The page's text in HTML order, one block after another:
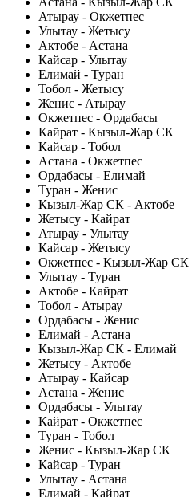
Атырау - Окжетпес
Улытау - Жетысу
Актобе - Астана
Кайсар - Улытау
Елимай - Туран
Тобол - Жетысу
Женис - Атырау
Окжетпес - Ордабасы
Кайрат - Кызыл-Жар СК
Кайсар - Тобол
Астана - Окжетпес
Ордабасы - Елимай
Туран - Женис
Кызыл-Жар СК - Актобе
Жетысу - Кайрат
Атырау - Улытау
Кайсар - Жетысу
Окжетпес - Кызыл-Жар СК
Улытау - Туран
Актобе - Кайрат
Тобол - Атырау
Ордабасы - Женис
Елимай - Астана
Кызыл-Жар СК - Елимай
Жетысу - Актобе
Атырау - Кайсар
Астана - Женис
Ордабасы - Улытау
Кайрат - Окжетпес
Туран - Тобол
Женис - Кызыл-Жар СК
Кайсар - Туран
Улытау - Астана
Елимай - Кайрат